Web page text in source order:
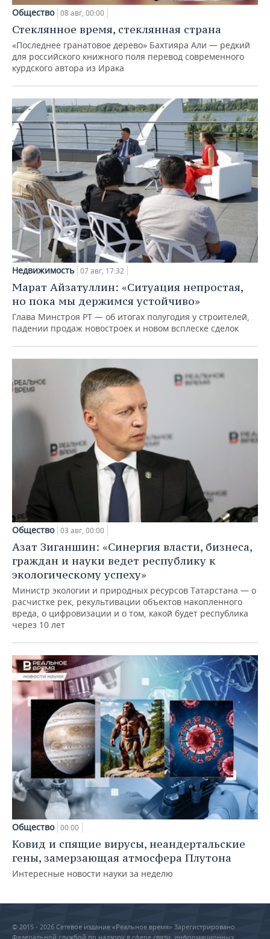
Общество 08 авг, 00:00
Стеклянное время, стеклянная страна
«Последнее гранатовое дерево» Бахтияра Али — редкий
для российского книжного поля перевод современного
курдского автора из Ирака
Недвижимость 07 авг, 17:32
Марат Айзатуллин: «Ситуация непростая,
но пока мы держимся устойчиво»
Глава Минстроя РТ — об итогах полугодия у строителей,
падении продаж новостроек и новом всплеске сделок
Общество 03 авг, 00:00
Азат Зиганшин: «Синергия власти, бизнеса,
граждан и науки ведет республику к
экологическому успеху»
Министр экологии и природных ресурсов Татарстана — о
расчистке рек, рекультивации объектов накопленного
вреда, о цифровизации и о том, какой будет республика
через 10 лет
Общество 00:00
Ковид и спящие вирусы, неандертальские
гены, замерзающая атмосфера Плутона
Интересные новости науки за неделю
© 2015 - 2026 Сетевое издание «Реальное время» Зарегистрировано
Федеральной службой по надзору в сфере связи, информационных